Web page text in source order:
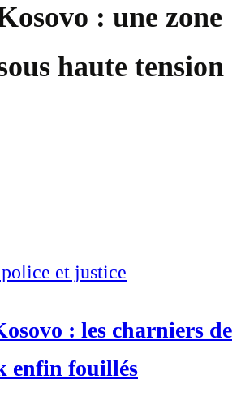
: une zone
haute tension
et justice
: les charniers de
enfin fouillés